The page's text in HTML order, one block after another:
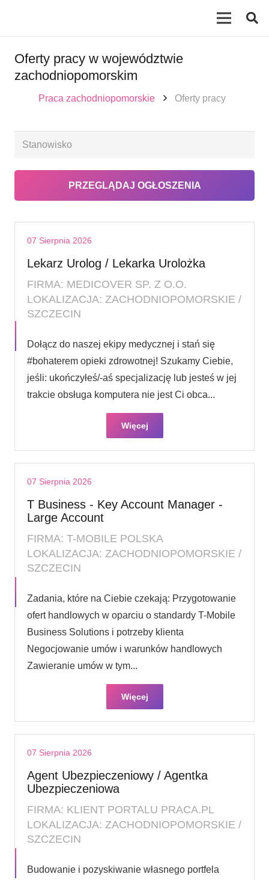
Oferty pracy w województwie
zachodniopomorskim
Praca zachodniopomorskie Oferty pracy
07 Sierpnia 2026
Lekarz Urolog / Lekarka Urolożka
FIRMA: MEDICOVER SP. Z O.O.
LOKALIZACJA: ZACHODNIOPOMORSKIE /
SZCZECIN
Dołącz do naszej ekipy medycznej i stań się
#bohaterem opieki zdrowotnej! Szukamy Ciebie,
jeśli​: ukończyłeś/-aś specjalizację lub jesteś w jej
trakcie obsługa komputera nie jest Ci obca...
Więcej
07 Sierpnia 2026
T Business - Key Account Manager -
Large Account
FIRMA: T-MOBILE POLSKA
LOKALIZACJA: ZACHODNIOPOMORSKIE /
SZCZECIN
Zadania, które na Ciebie czekają: Przygotowanie
ofert handlowych w oparciu o standardy T-Mobile
Business Solutions i potrzeby klienta
Negocjowanie umów i warunków handlowych
Zawieranie umów w tym...
Więcej
07 Sierpnia 2026
Agent Ubezpieczeniowy / Agentka
Ubezpieczeniowa
FIRMA: KLIENT PORTALU PRACA.PL
LOKALIZACJA: ZACHODNIOPOMORSKIE /
SZCZECIN
Budowanie i pozyskiwanie własnego portfela